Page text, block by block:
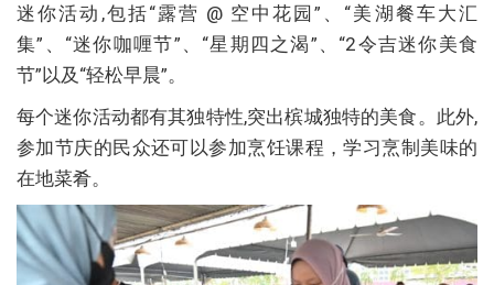
迷你活动,包括“露营 @ 空中花园”、“美湖餐车大汇
集”、“迷你咖喱节”、“星期四之渴”、“2令吉迷你美食
节”以及“轻松早晨”。
每个迷你活动都有其独特性,突出槟城独特的美食。此外,
参加节庆的民众还可以参加烹饪课程，学习烹制美味的
在地菜肴。